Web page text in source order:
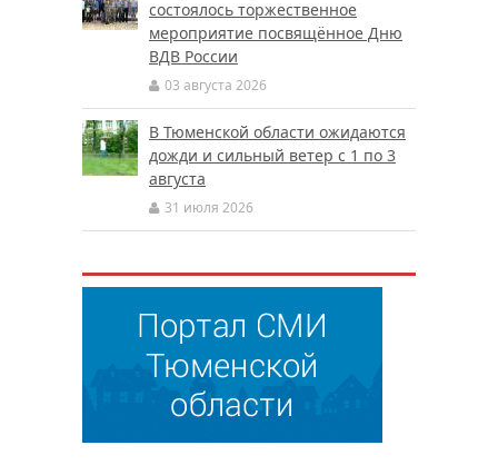
состоялось торжественное
мероприятие посвящённое Дню
ВДВ России
03 августа 2026
В Тюменской области ожидаются
дожди и сильный ветер с 1 по 3
августа
31 июля 2026